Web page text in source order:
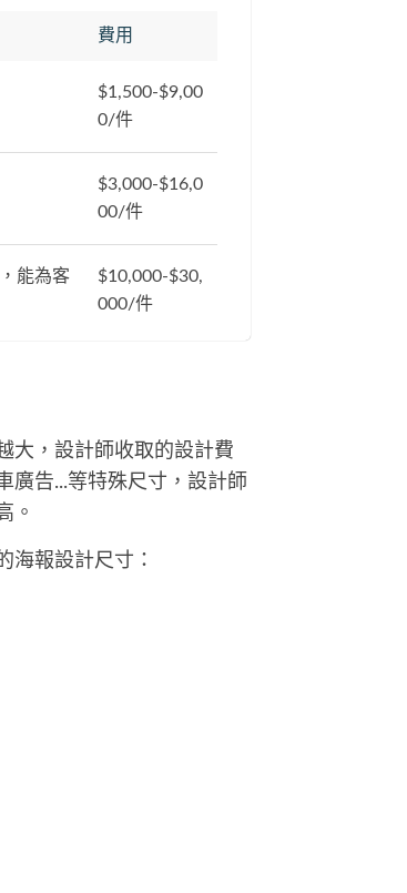
費用
$1,500-$9,00
0/件
$3,000-$16,0
00/件
能為客
$10,000-$30,
000/件
大，設計師收取的設計費
廣告...等特殊尺寸，設計師
。
海報設計尺寸：